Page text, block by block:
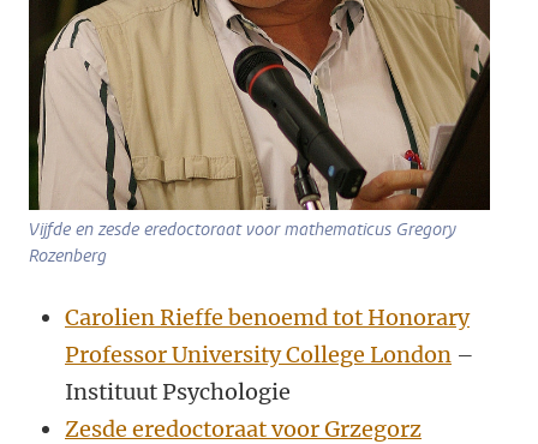
Vijfde en zesde eredoctoraat voor mathematicus Gregory
Rozenberg
Carolien Rieffe benoemd tot Honorary
Professor University College London –
Instituut Psychologie
Zesde eredoctoraat voor Grzegorz